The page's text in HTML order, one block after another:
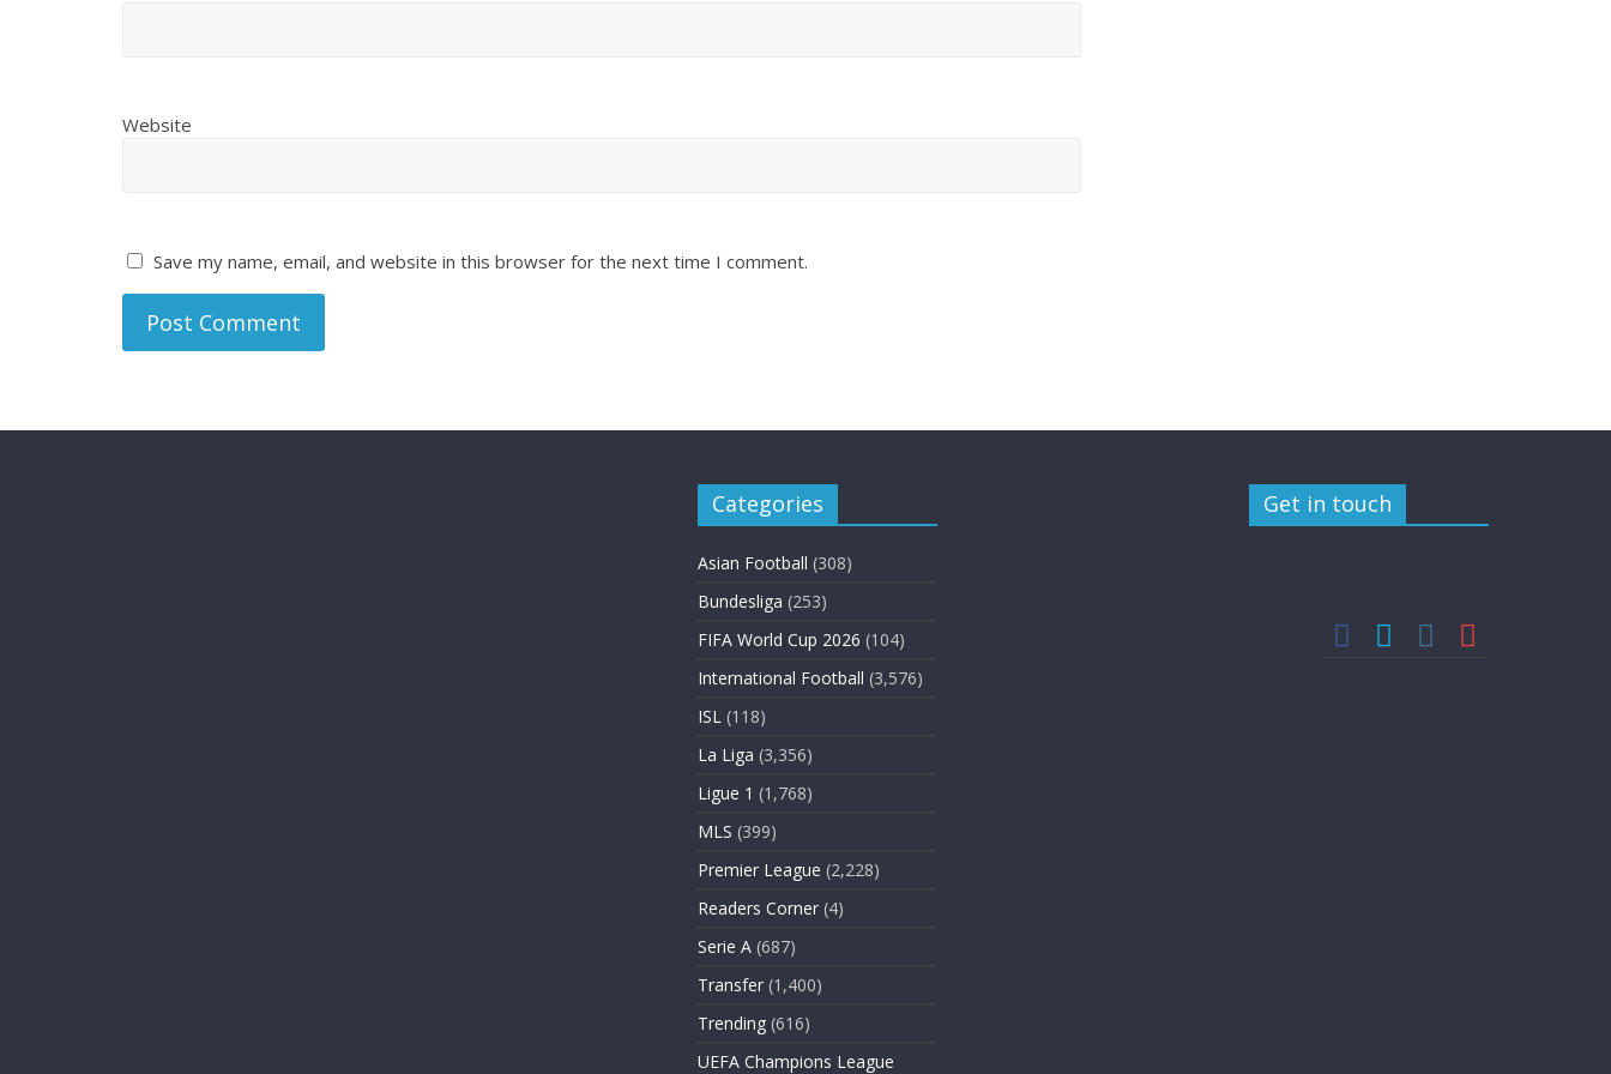
Website
Save my name, email, and website in this browser for the next time I comment.
Categories
Asian Football (308)
Bundesliga (253)
FIFA World Cup 2026 (104)
International Football (3,576)
ISL (118)
La Liga (3,356)
Ligue 1 (1,768)
MLS (399)
Premier League (2,228)
Readers Corner (4)
Serie A (687)
Transfer (1,400)
Trending (616)
UEFA Champions League
Get in touch